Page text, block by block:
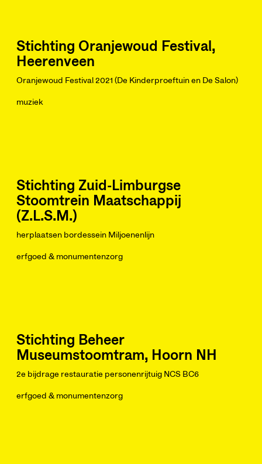
Stichting Oranjewoud Festival,
Heerenveen
Oranjewoud Festival 2021 (De Kinderproeftuin en De Salon)
muziek
Stichting Zuid-Limburgse
Stoomtrein Maatschappij
(Z.L.S.M.)
herplaatsen bordessein Miljoenenlijn
erfgoed & monumentenzorg
Stichting Beheer
Museumstoomtram, Hoorn NH
2e bijdrage restauratie personenrijtuig NCS BC6
erfgoed & monumentenzorg